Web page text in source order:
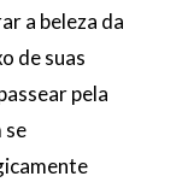
a beleza da
de suas
pela
se